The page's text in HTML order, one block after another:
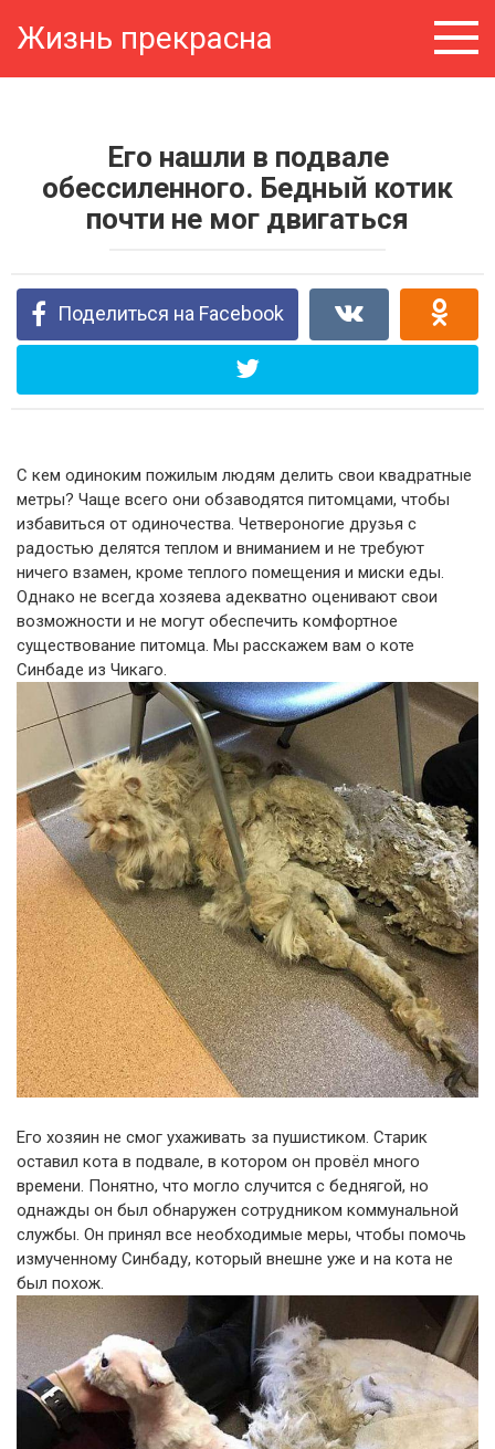
Жизнь прекрасна
Его нашли в подвале
обессиленного. Бедный котик
почти не мог двигаться
Поделиться на Facebook
С кем одиноким пожилым людям делить свои квадратные
метры? Чаще всего они обзаводятся питомцами, чтобы
избавиться от одиночества. Четвероногие друзья с
радостью делятся теплом и вниманием и не требуют
ничего взамен, кроме теплого помещения и миски еды.
Однако не всегда хозяева адекватно оценивают свои
возможности и не могут обеспечить комфортное
существование питомца. Мы расскажем вам о коте
Синбаде из Чикаго.
Его хозяин не смог ухаживать за пушистиком. Старик
оставил кота в подвале, в котором он провёл много
времени. Понятно, что могло случится с беднягой, но
однажды он был обнаружен сотрудником коммунальной
службы. Он принял все необходимые меры, чтобы помочь
измученному Синбаду, который внешне уже и на кота не
был похож.